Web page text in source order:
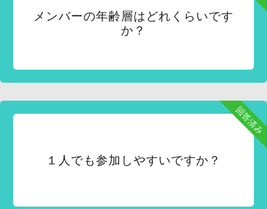
メンバーの年齢層はどれくらいです
か？
回答済み
１人でも参加しやすいですか？